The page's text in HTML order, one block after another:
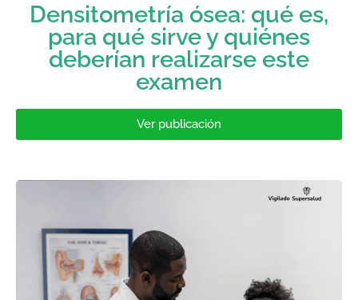
Densitometría ósea: qué es,
para qué sirve y quiénes
deberían realizarse este
examen
Ver publicación